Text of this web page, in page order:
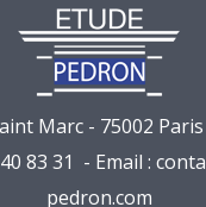
Marc - 75002
83 31 - Email :
pedron.com